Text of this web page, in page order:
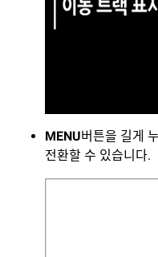
MENU버튼을 길게
전환할 수 있습니다.